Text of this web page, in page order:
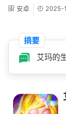
安卓 2025-
摘要
艾玛的